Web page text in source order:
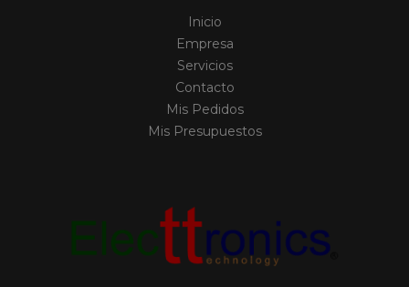
Inicio
Empresa
Servicios
Contacto
Mis Pedidos
Mis Presupuestos